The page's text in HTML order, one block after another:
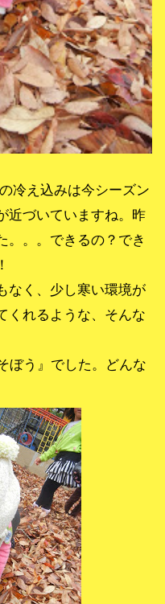
冷え込みは今シーズン
近づいていますね。昨
。。。できるの？でき
なく、少し寒い環境が
くれるような、そんな
ぼう』でした。どんな